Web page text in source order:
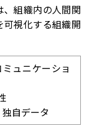
、組織内の人間関
視化する組織開
ュニケーショ
自データ